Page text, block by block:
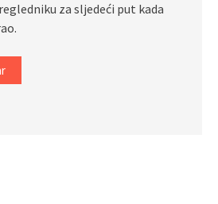
za sljedeći put kada